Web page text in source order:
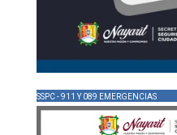
SSPC - 911 Y 089 EMERGENCIAS